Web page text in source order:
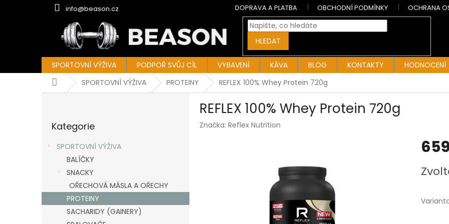
info@beason.cz DOPRAVA A PLATBA OBCHODNÍ PODMÍNKY OCHRANA
HLEDAT
SPORTOVNÍ VÝŽIVA PODPOŘ SVŮJ CÍL VYBAVENÍ KÁVA BLOG KONTAKTY HODNOCENÍ
DomůSPORTOVNÍ VÝŽIVA PROTEINY REFLEX 100% Whey Protein 720g
a
kategorie
Kategorie
SPORTOVNÍ VÝŽIVA
BALÍČKY
SNACKY
OŘECHOVÁ MÁSLA A OŘECHY
PROTEINY
SACHARIDY (GAINERY)
REFLEX 100% Whey Protein 720g
Značka: Reflex Nutrition
cena: